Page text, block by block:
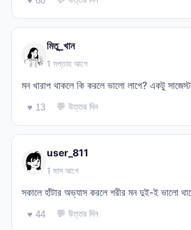
মিতু_খান
1 সপ্তাহ আগে
মন খারাপ থাকলে কি করলে ভালো লাগে? একটু
♥ 13 💬 উত্তর দিন
user_811
1 মাস আগে
সকালে হাঁটার অভ্যাস করলে শরীর মন দুই-ই ভালো
♥ 44 💬 উত্তর দিন